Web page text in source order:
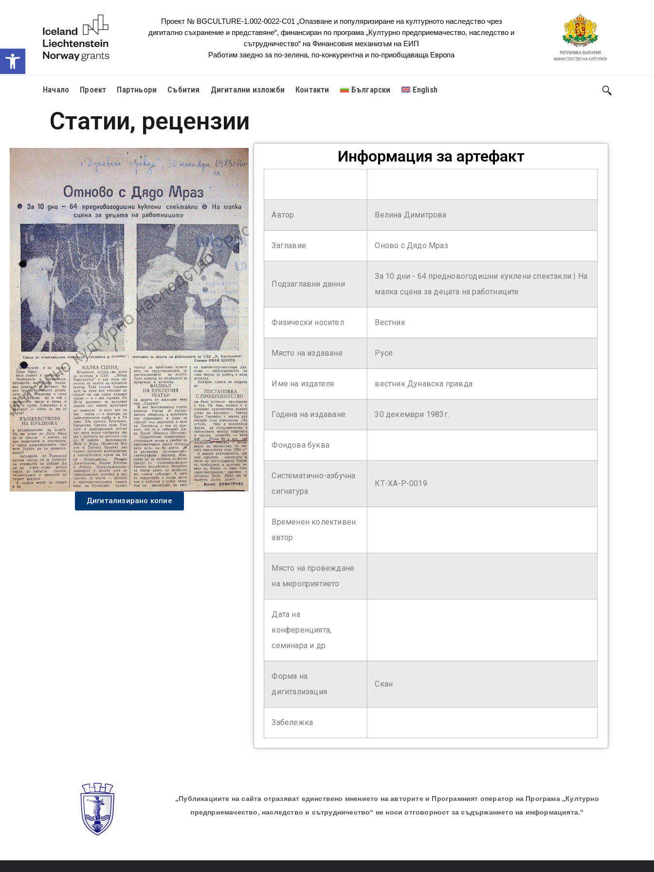
Open toolbar
Проект № BGCULTURE-1.002-0022-C01 „Опазване и популяризиране на културното наследство чрез
дигитално съхранение и представяне“, финансиран по програма „Културно предприемачество, наследство и
сътрудничество“ на Финансовия механизъм на ЕИП
Работим заедно за по-зелена, по-конкурентна и по-приобщаваща Европа
Начало Проект Партньори Събития Дигитални изложби Контакти Български English
Статии, рецензии
Дигитализирано копие
Информация за артефакт
Автор Велина Димитрова
Заглавие Оново с Дядо Мраз
Подзаглавни данни
За 10 дни - 64 предновогодишни куклени спектакли | На
малка сцена за децата на работниците
Физически носител Вестник
Място на издаване Русе
Име на издателя вестник Дунавска правда
Година на издаване 30 декември 1983г.
Фондова буква
Систематично-азбучна
сигнатура
КТ-ХА-Р-0019
Временен колективен
автор
Място на провеждане
на мероприятието
Дата на
конференцията,
семинара и др.
Форма на
дигитализация
Скан
Забележка
„Публикациите на сайта отразяват единствено мнението на авторите и Програмният оператор на Програма „Културно
предприемачество, наследство и сътрудничество“ не носи отговорност за съдържанието на информацията.“